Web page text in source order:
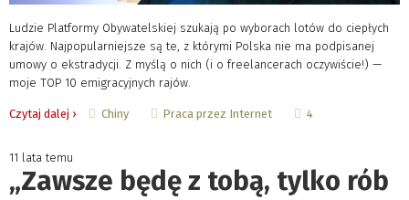
Ludzie Platformy Obywatelskiej szukają po wyborach lotów do ciepłych
krajów. Najpopularniejsze są te, z którymi Polska nie ma podpisanej
umowy o ekstradycji. Z myślą o nich (i o freelancerach oczywiście!) —
moje TOP 10 emigracyjnych rajów.
Czytaj dalej › Chiny Praca przez Internet 4
11 lata temu
„Zawsze będę z tobą, tylko rób